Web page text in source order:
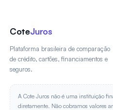
CoteJuros
Plataforma brasileira de comparação
de crédito, cartões, financiamentos e
seguros.
A Cote Juros não é uma instituição
diretamente. Não cobramos valores